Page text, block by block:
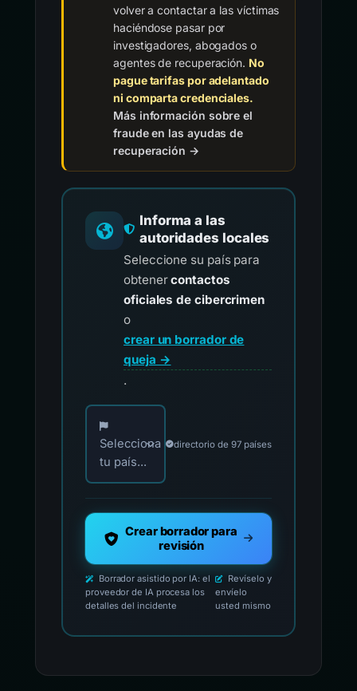
volver a contactar a las víctimas
haciéndose pasar por
investigadores, abogados o
agentes de recuperación. No
pague tarifas por adelantado
ni comparta credenciales.
Más información sobre el
fraude en las ayudas de
recuperación →
Informa a las
autoridades locales
Seleccione su país para
obtenercontactos
oficiales de cibercrimen
o
crear un borrador de
queja →
.
Elija su país para los contactos oficiales de
Selecciona
tu país...
directorio de 97 países
Crear borrador para
revisión
Borrador asistido por IA: el
proveedor de IA procesa los
detalles del incidente
Revíselo y
envíelo
usted mismo